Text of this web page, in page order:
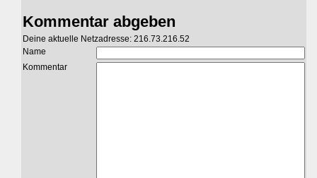
Kommentar abgeben
Deine aktuelle Netzadresse: 216.73.216.52
Name
Kommentar